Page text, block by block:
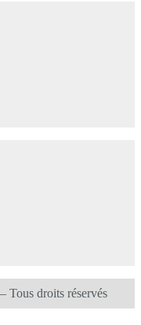
Tous droits réservés